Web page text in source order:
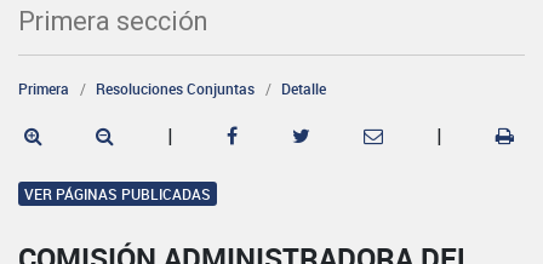
Primera sección
Primera Resoluciones Conjuntas Detalle
| |
VER PÁGINAS PUBLICADAS